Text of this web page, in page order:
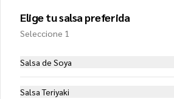
$8.250
Filete de
cebollín,
Elige tu salsa preferida
Seleccione 1
Salsa de Soya
Salsa Teriyaki